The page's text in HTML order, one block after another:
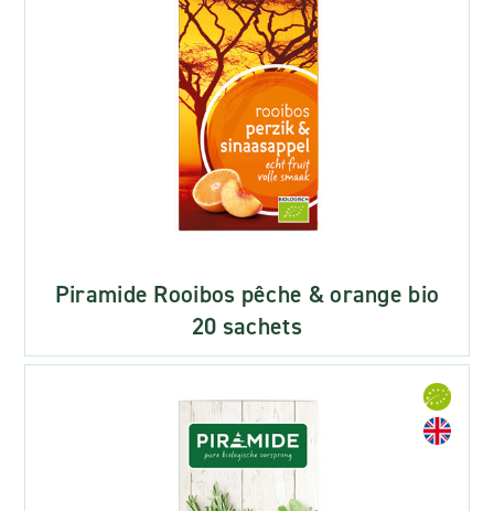
Piramide Rooibos pêche & orange bio
20 sachets